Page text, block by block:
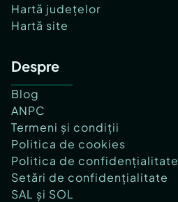
Hartă județelor
Hartă site
Despre
Blog
ANPC
Termeni și condiții
Politica de cookies
Politica de confidențialitate
Setări de confidențialitate
SAL și SOL